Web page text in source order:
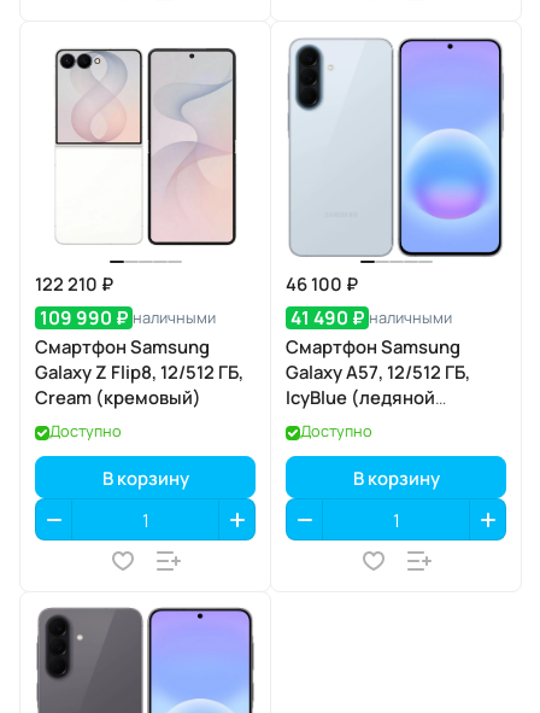
122 210 ₽
109 990 ₽ наличными
Смартфон Samsung
Galaxy Z Flip8, 12/512 ГБ,
Cream (кремовый)
Доступно
В корзину
46 100 ₽
41 490 ₽ наличными
Смартфон Samsung
Galaxy A57, 12/512 ГБ,
IcyBlue (ледяной
голубой)
Доступно
В корзину